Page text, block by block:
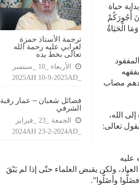
ترجمة الأستاذ حمزة
لعرابي عليه رحمة الله
تعالى بخط يده
الأربعاء _10 _سبتمبر
_2025AH 10-9-2025AD
فضائل شعبان – عمار رقبة
الشرفي
الجمعة _23 _فبراير
_2024AH 23-2-2024AD
حياة
أُجُورَكُمْ
الْحَيَاةُ
مصاب
الله،
تعالى:
عليه
ولكن يقبض العلماء حتّى إذا لم يَبْقَ
وأضَلُّوا”.